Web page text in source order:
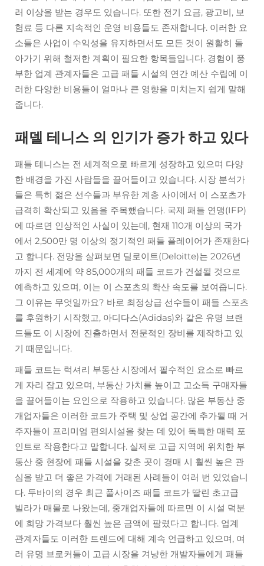
러 이상을 받는 경우도 있습니다. 또한 전기 요금, 광고비, 보
험료 등 다른 지속적인 운영 비용들도 존재합니다. 이러한 요
소들은 사업이 수익성을 유지하면서도 모든 것이 원활히 돌
아가기 위해 철저한 계획이 필요한 항목들입니다. 경험이 풍
부한 업계 관계자들은 고급 패들 시설의 연간 예산 수립에 이
러한 다양한 비용들이 얼마나 큰 영향을 미치는지 쉽게 말해
줍니다.
패델 테니스 의 인기가 증가 하고 있다
패들 테니스는 전 세계적으로 빠르게 성장하고 있으며 다양
한 배경을 가진 사람들을 끌어들이고 있습니다. 시장 분석가
들은 특히 젊은 선수들과 부유한 계층 사이에서 이 스포츠가
급격히 확산되고 있음을 주목했습니다. 국제 패들 연맹(IFP)
에 따르면 인상적인 사실이 있는데, 현재 110개 이상의 국가
에서 2,500만 명 이상의 정기적인 패들 플레이어가 존재한다
고 합니다. 전망을 살펴보면 딜로이트(Deloitte)는 2026년
까지 전 세계에 약 85,000개의 패들 코트가 건설될 것으로
예측하고 있으며, 이는 이 스포츠의 확산 속도를 보여줍니다.
그 이유는 무엇일까요? 바로 최정상급 선수들이 패들 스포츠
를 후원하기 시작했고, 아디다스(Adidas)와 같은 유명 브랜
드들도 이 시장에 진출하면서 전문적인 장비를 제작하고 있
기 때문입니다.
패들 코트는 럭셔리 부동산 시장에서 필수적인 요소로 빠르
게 자리 잡고 있으며, 부동산 가치를 높이고 고소득 구매자들
을 끌어들이는 요인으로 작용하고 있습니다. 많은 부동산 중
개업자들은 이러한 코트가 주택 및 상업 공간에 추가될 때 거
주자들이 프리미엄 편의시설을 찾는 데 있어 독특한 매력 포
인트로 작용한다고 말합니다. 실제로 고급 지역에 위치한 부
동산 중 현장에 패들 시설을 갖춘 곳이 경매 시 훨씬 높은 관
심을 받고 더 좋은 가격에 거래된 사례들이 여러 번 있었습니
다. 두바이의 경우 최근 풀사이즈 패들 코트가 딸린 초고급
빌라가 매물로 나왔는데, 중개업자들에 따르면 이 시설 덕분
에 희망 가격보다 훨씬 높은 금액에 팔렸다고 합니다. 업계
관계자들도 이러한 트렌드에 대해 계속 언급하고 있으며, 여
러 유명 브로커들이 고급 시장을 겨냥한 개발자들에게 패들